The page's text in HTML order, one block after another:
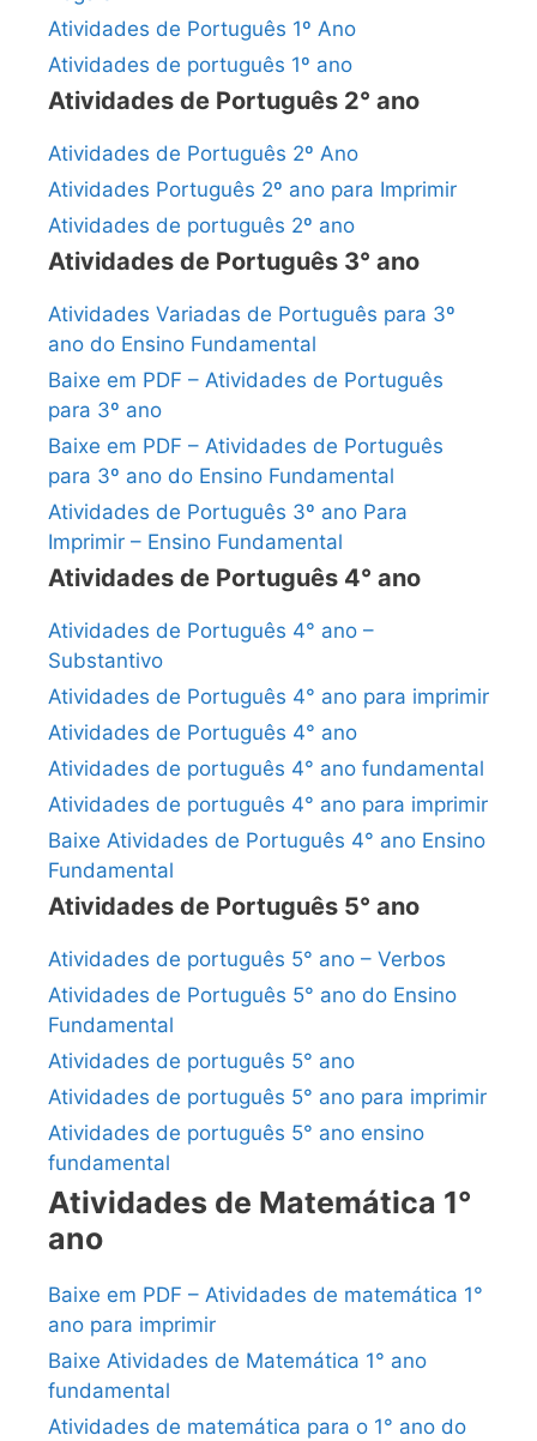
Atividades de Português 1º Ano
Atividades de português 1º ano
Atividades de Português 2° ano
Atividades de Português 2º Ano
Atividades Português 2º ano para Imprimir
Atividades de português 2º ano
Atividades de Português 3° ano
Atividades Variadas de Português para 3º
ano do Ensino Fundamental
Baixe em PDF – Atividades de Português
para 3º ano
Baixe em PDF – Atividades de Português
para 3º ano do Ensino Fundamental
Atividades de Português 3º ano Para
Imprimir – Ensino Fundamental
Atividades de Português 4° ano
Atividades de Português 4° ano –
Substantivo
Atividades de Português 4° ano para imprimir
Atividades de Português 4° ano
Atividades de português 4° ano fundamental
Atividades de português 4° ano para imprimir
Baixe Atividades de Português 4° ano Ensino
Fundamental
Atividades de Português 5° ano
Atividades de português 5° ano – Verbos
Atividades de Português 5° ano do Ensino
Fundamental
Atividades de português 5° ano
Atividades de português 5° ano para imprimir
Atividades de português 5° ano ensino
fundamental
Atividades de Matemática 1°
ano
Baixe em PDF – Atividades de matemática 1°
ano para imprimir
Baixe Atividades de Matemática 1° ano
fundamental
Atividades de matemática para o 1° ano do